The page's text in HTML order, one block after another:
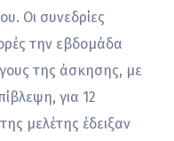
Οι συνεδρίες
την εβδομάδα
της άσκησης, με
για 12
μελέτης έδειξαν